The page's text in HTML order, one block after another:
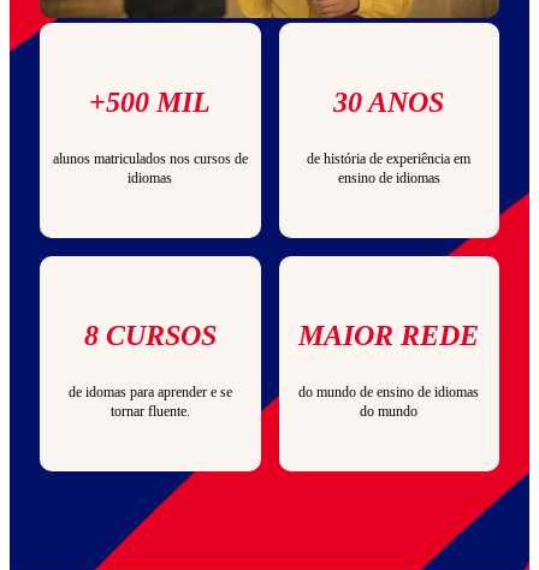
+500 MIL
alunos matriculados nos cursos de
idiomas
30 ANOS
de história de experiência em
ensino de idiomas
8 CURSOS
de idomas para aprender e se
tornar fluente.
MAIOR REDE
do mundo de ensino de idiomas
do mundo